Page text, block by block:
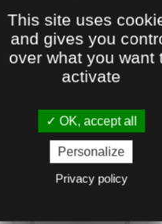
POUR CASQUE EQUITATION
casque en toute sécurité.
tout autour, filet ...
A partir de16.73 €HT
This site uses
and gives you
over what you want
activate
OK, accept all
Personalize
Privacy policy